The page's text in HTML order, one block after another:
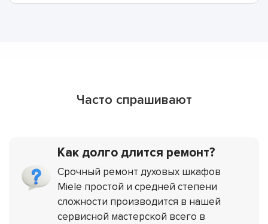
Часто спрашивают
Как долго длится ремонт?
Срочный ремонт духовых шкафов
Miele простой и средней степени
сложности производится в нашей
сервисной мастерской всего в